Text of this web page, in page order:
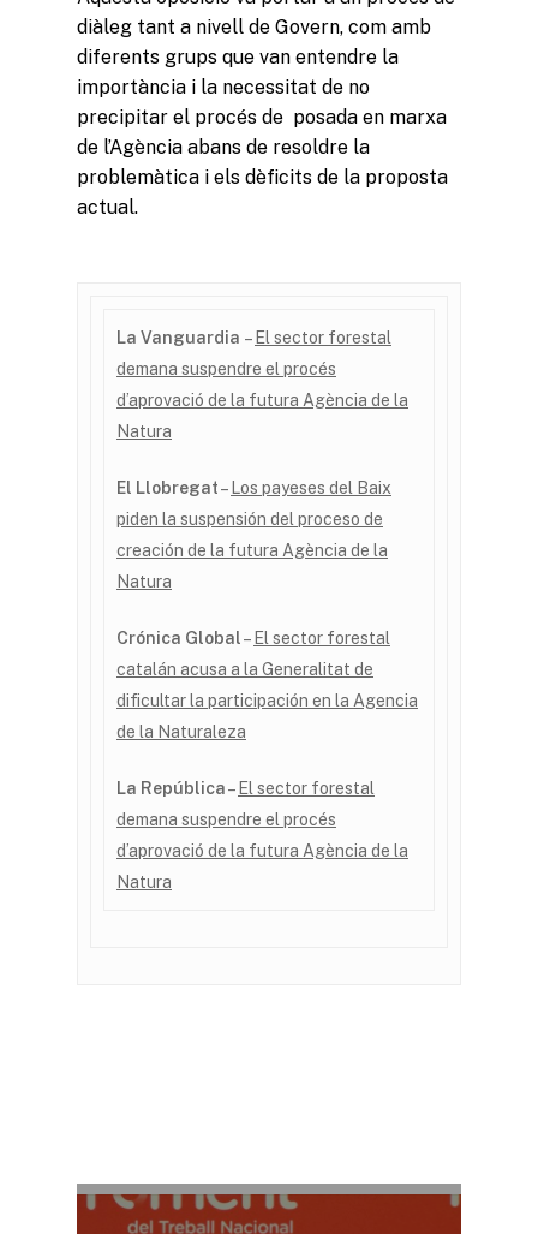
diàleg tant a nivell de Govern, com amb
diferents grups que van entendre la
importància i la necessitat de no
precipitar el procés de posada en marxa
de l’Agència abans de resoldre la
problemàtica i els dèficits de la proposta
actual.
La Vanguardia – El sector forestal
demana suspendre el procés
d’aprovació de la futura Agència de la
Natura
El Llobregat– Los payeses del Baix
piden la suspensión del proceso de
creación de la futura Agència de la
Natura
Crónica Global– El sector forestal
catalán acusa a la Generalitat de
dificultar la participación en la Agencia
de la Naturaleza
La República– El sector forestal
demana suspendre el procés
d’aprovació de la futura Agència de la
Natura